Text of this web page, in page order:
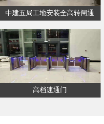
中建五局工地安装全高转闸通
高档速通门